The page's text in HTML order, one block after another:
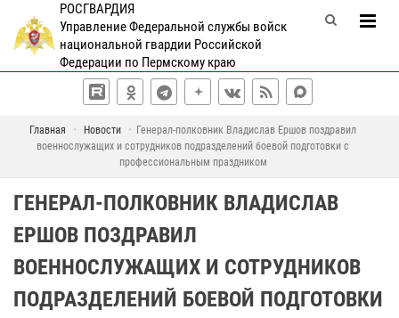
РОСГВАРДИЯ
Управление Федеральной службы войск
национальной гвардии Российской
Федерации по Пермскому краю
Главная Новости
Генерал-полковник Владислав Ершов поздравил
военнослужащих и сотрудников подразделений боевой подготовки с
профессиональным праздником
ГЕНЕРАЛ-ПОЛКОВНИК ВЛАДИСЛАВ
ЕРШОВ ПОЗДРАВИЛ
ВОЕННОСЛУЖАЩИХ И СОТРУДНИКОВ
ПОДРАЗДЕЛЕНИЙ БОЕВОЙ ПОДГОТОВКИ